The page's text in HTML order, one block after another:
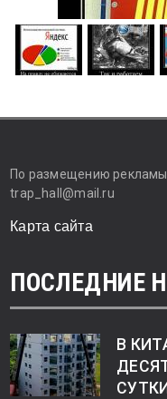
По размещению рекламы
trap_hall@mail.ru
Карта сайта
ПОСЛЕДНИЕ
В